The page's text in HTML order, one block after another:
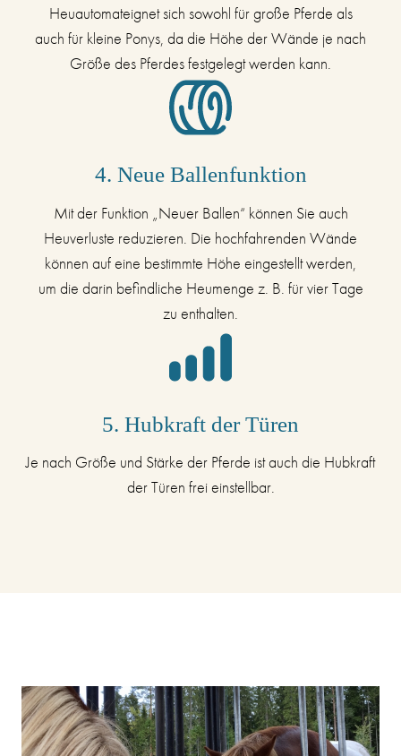
Heuautomateignet sich sowohl für große Pferde als
auch für kleine Ponys, da die Höhe der Wände je nach
Größe des Pferdes festgelegt werden kann.
4. Neue Ballenfunktion
Mit der Funktion „Neuer Ballen“ können Sie auch
Heuverluste reduzieren. Die hochfahrenden Wände
können auf eine bestimmte Höhe eingestellt werden,
um die darin befindliche Heumenge z. B. für vier Tage
zu enthalten.
5. Hubkraft der Türen
Je nach Größe und Stärke der Pferde ist auch die Hubkraft
der Türen frei einstellbar.